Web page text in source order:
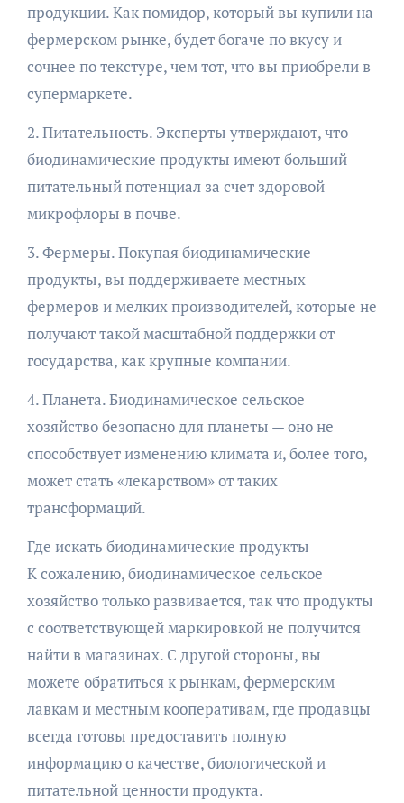
продукции. Как помидор, который вы купили на
фермерском рынке, будет богаче по вкусу и
сочнее по текстуре, чем тот, что вы приобрели в
супермаркете.
2. Питательность. Эксперты утверждают, что
биодинамические продукты имеют больший
питательный потенциал за счет здоровой
микрофлоры в почве.
3. Фермеры. Покупая биодинамические
продукты, вы поддерживаете местных
фермеров и мелких производителей, которые не
получают такой масштабной поддержки от
государства, как крупные компании.
4. Планета. Биодинамическое сельское
хозяйство безопасно для планеты — оно не
способствует изменению климата и, более того,
может стать «лекарством» от таких
трансформаций.
Где искать биодинамические продукты
К сожалению, биодинамическое сельское
хозяйство только развивается, так что продукты
с соответствующей маркировкой не получится
найти в магазинах. С другой стороны, вы
можете обратиться к рынкам, фермерским
лавкам и местным кооперативам, где продавцы
всегда готовы предоставить полную
информацию о качестве, биологической и
питательной ценности продукта.